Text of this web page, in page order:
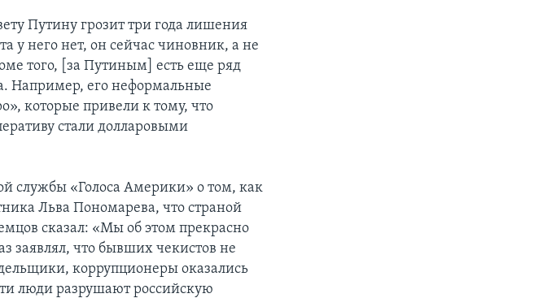
Путину грозит три года лишения
у него нет, он сейчас чиновник, а не
того, [за Путиным] есть еще ряд
Например, его неформальные
которые привели к тому, что
стали долларовыми
службы «Голоса Америки» о том, как
Льва Пономарева, что страной
сказал: «Мы об этом прекрасно
заявлял, что бывших чекистов не
коррупционеры оказались
люди разрушают российскую